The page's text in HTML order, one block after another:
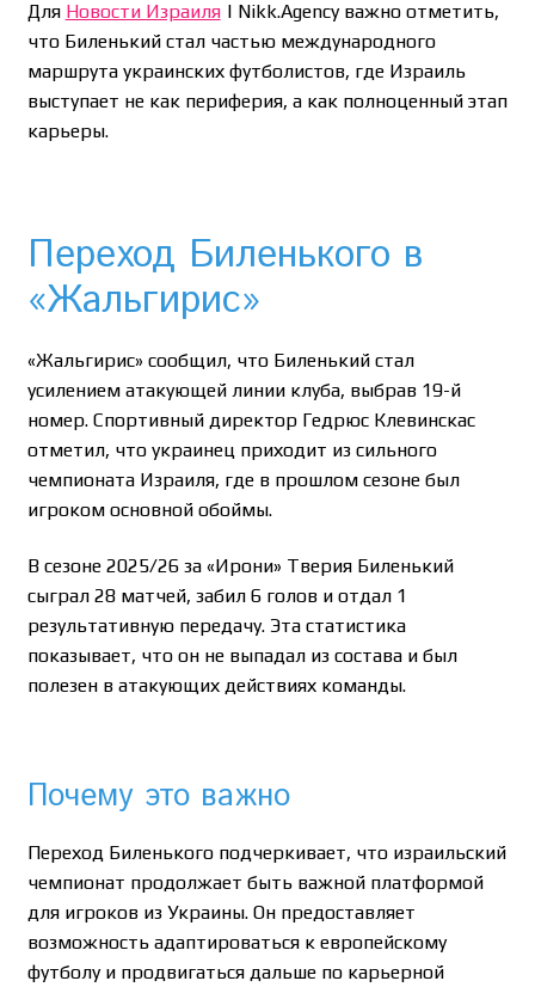
Для Новости Израиля| Nikk.Agency важно отметить,
что Биленький стал частью международного
маршрута украинских футболистов, где Израиль
выступает не как периферия, а как полноценный этап
карьеры.
Переход Биленького в
«Жальгирис»
«Жальгирис» сообщил, что Биленький стал
усилением атакующей линии клуба, выбрав 19-й
номер. Спортивный директор Гедрюс Клевинскас
отметил, что украинец приходит из сильного
чемпионата Израиля, где в прошлом сезоне был
игроком основной обоймы.
В сезоне 2025/26 за «Ирони» Тверия Биленький
сыграл 28 матчей, забил 6 голов и отдал 1
результативную передачу. Эта статистика
показывает, что он не выпадал из состава и был
полезен в атакующих действиях команды.
Почему это важно
Переход Биленького подчеркивает, что израильский
чемпионат продолжает быть важной платформой
для игроков из Украины. Он предоставляет
возможность адаптироваться к европейскому
футболу и продвигаться дальше по карьерной